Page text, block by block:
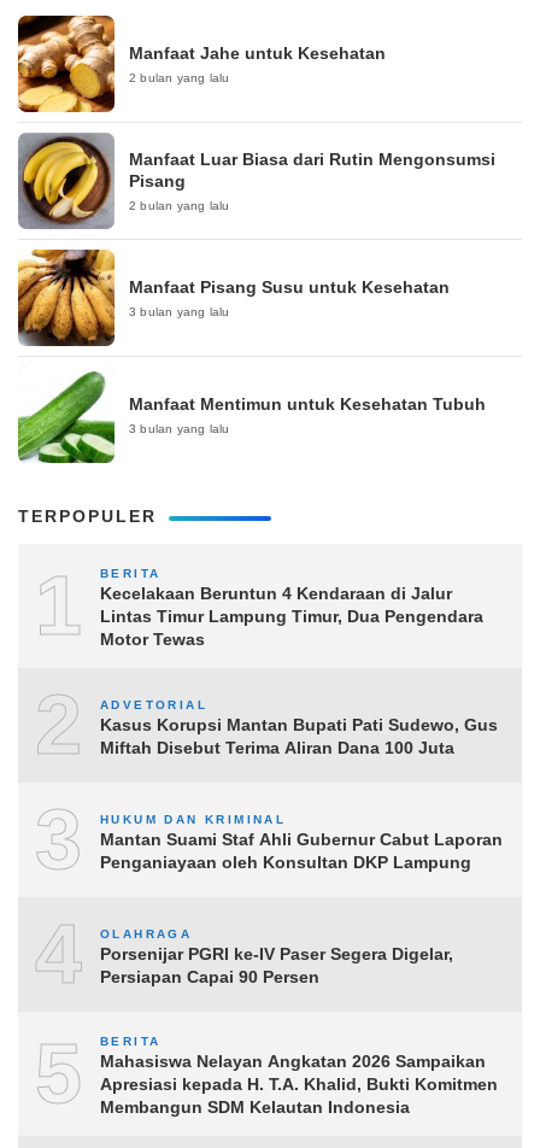
Manfaat Jahe untuk Kesehatan
2 bulan yang lalu
Manfaat Luar Biasa dari Rutin Mengonsumsi
Pisang
2 bulan yang lalu
Manfaat Pisang Susu untuk Kesehatan
3 bulan yang lalu
Manfaat Mentimun untuk Kesehatan Tubuh
3 bulan yang lalu
TERPOPULER
1 BERITA
Kecelakaan Beruntun 4 Kendaraan di Jalur
Lintas Timur Lampung Timur, Dua Pengendara
Motor Tewas
2 ADVETORIAL
Kasus Korupsi Mantan Bupati Pati Sudewo, Gus
Miftah Disebut Terima Aliran Dana 100 Juta
3 HUKUM DAN KRIMINAL
Mantan Suami Staf Ahli Gubernur Cabut Laporan
Penganiayaan oleh Konsultan DKP Lampung
4 OLAHRAGA
Porsenijar PGRI ke-IV Paser Segera Digelar,
Persiapan Capai 90 Persen
5 BERITA
Mahasiswa Nelayan Angkatan 2026 Sampaikan
Apresiasi kepada H. T.A. Khalid, Bukti Komitmen
Membangun SDM Kelautan Indonesia